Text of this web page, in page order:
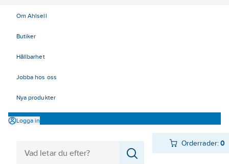
Om Ahlsell
Butiker
Hållbarhet
Jobba hos oss
Nya produkter
Logga in
Orderrader:0